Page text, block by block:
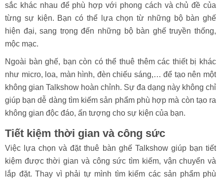
sắc khác nhau để phù hợp với phong cách và chủ đề của
từng sự kiện. Bạn có thể lựa chọn từ những bộ bàn ghế
hiện đại, sang trọng đến những bộ bàn ghế truyền thống,
mộc mạc.
Ngoài bàn ghế, bạn còn có thể thuê thêm các thiết bị khác
như micro, loa, màn hình, đèn chiếu sáng,… để tạo nên một
không gian Talkshow hoàn chỉnh. Sự đa dạng này không chỉ
giúp bạn dễ dàng tìm kiếm sản phẩm phù hợp mà còn tạo ra
không gian độc đáo, ấn tượng cho sự kiện của bạn.
Tiết kiệm thời gian và công sức
Việc lựa chọn và đặt thuê bàn ghế Talkshow giúp bạn tiết
kiệm được thời gian và công sức tìm kiếm, vận chuyển và
lắp đặt. Thay vì phải tự mình tìm kiếm các sản phẩm phù